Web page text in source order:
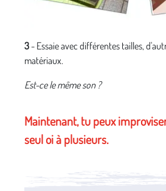
3- Essaie avec différentes tailles,
matériaux.
Est-ce le même son ?
Maintenant, tu peux
seul oi à plusieurs.